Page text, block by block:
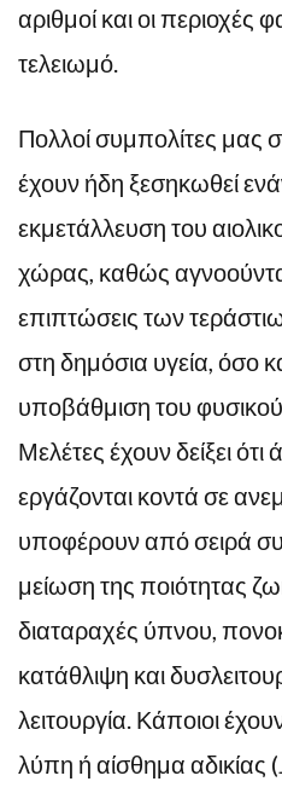
αριθμοί και οι περιοχές
τελειωμό.
Πολλοί συμπολίτες μας
έχουν ήδη ξεσηκωθεί
εκμετάλλευση του
χώρας, καθώς αγνοούνται
επιπτώσεις των
στη δημόσια υγεία, όσο
υποβάθμιση του
Μελέτες έχουν δείξει
εργάζονται κοντά σε
υποφέρουν από σειρά
μείωση της ποιότητας
διαταραχές ύπνου,
κατάθλιψη και
λειτουργία. Κάποιοι
λύπη ή αίσθημα